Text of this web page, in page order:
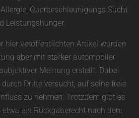
Querbeschleunigungs Sucht
Leistungshunger.
hier veröffentlichten Artikel wurden
aber mit starker automobiler
Meinung erstellt. Dabei
Dritte versucht, auf seine freie
zu nehmen. Trotzdem gibt es
etwa ein Rückgaberecht nach dem